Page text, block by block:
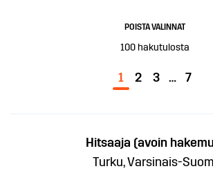
POISTA VALINNAT
100hakutulosta
1 2 3 … 7
Hitsaaja (avoin
Turku, Varsinais-